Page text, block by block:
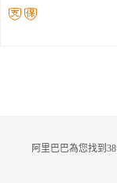
阿里巴巴為您找到